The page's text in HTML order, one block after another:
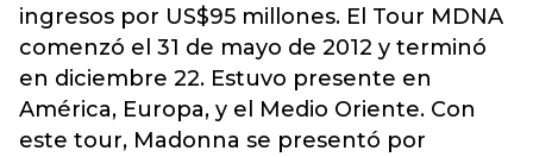
ingresos por US$95 millones. El Tour MDNA
comenzó el 31 de mayo de 2012 y terminó
en diciembre 22. Estuvo presente en
América, Europa, y el Medio Oriente. Con
este tour, Madonna se presentó por